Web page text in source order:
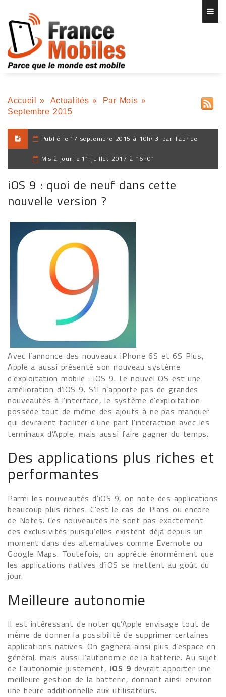
Accueil » Actualités » Par Mois »
Septembre 2015
Publié le 17 septembre 2015 à 10h43 par Fabrice
Mis à jour le 11 juillet 2017 à 16h01
iOS 9 : quoi de neuf dans cette
nouvelle version ?
Avec l’annonce des nouveaux iPhone 6S et 6S Plus,
Apple a aussi présenté son nouveau système
d’exploitation mobile : iOS 9. Le nouvel OS est une
amélioration d’iOS 9. S’il n’apporte pas de grandes
nouveautés à l’interface, le système d’exploitation
possède tout de même des ajouts à ne pas manquer
qui devraient faciliter d’une part l’interaction avec les
terminaux d’Apple, mais aussi faire gagner du temps.
Des applications plus riches et
performantes
Parmi les nouveautés d’iOS 9, on note des applications
beaucoup plus riches. C’est le cas de Plans ou encore
de Notes. Ces nouveautés ne sont pas exactement
des exclusivités puisqu’elles existent déjà depuis un
moment dans des alternatives comme Evernote ou
Google Maps. Toutefois, on apprécie énormément que
les applications natives d’iOS se mettent au goût du
jour.
Meilleure autonomie
Il est intéressant de noter qu’Apple envisage tout de
même de donner la possibilité de supprimer certaines
applications natives. On gagnera ainsi plus d’espace en
général, mais aussi l’autonomie de la batterie. Au sujet
de l’autonomie justement, iOS 9 devrait apporter une
meilleure gestion de la batterie, donnant ainsi environ
une heure additionnelle aux utilisateurs.